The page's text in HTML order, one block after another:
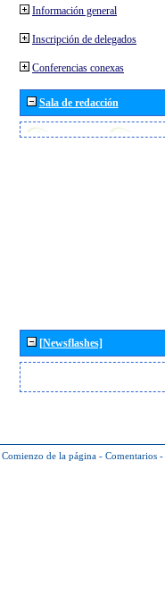
Información general
Inscripción de delegados
Conferencias conexas
Sala de redacción
[Newsflashes]
Comienzo de la página - Comentarios -